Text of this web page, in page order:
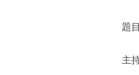
題
主